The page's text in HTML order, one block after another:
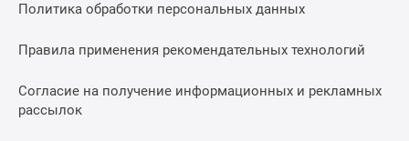
Политика обработки персональных данных
Правила применения рекомендательных технологий
Согласие на получение информационных и рекламных
рассылок